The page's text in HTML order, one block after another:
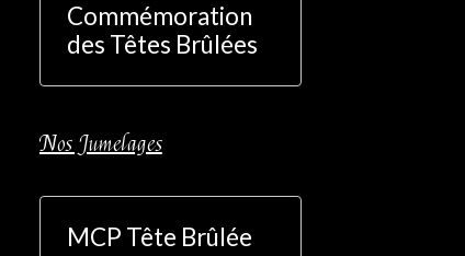
Commémoration
des Têtes Brûlées
Nos Jumelages
MCP Tête Brûlée